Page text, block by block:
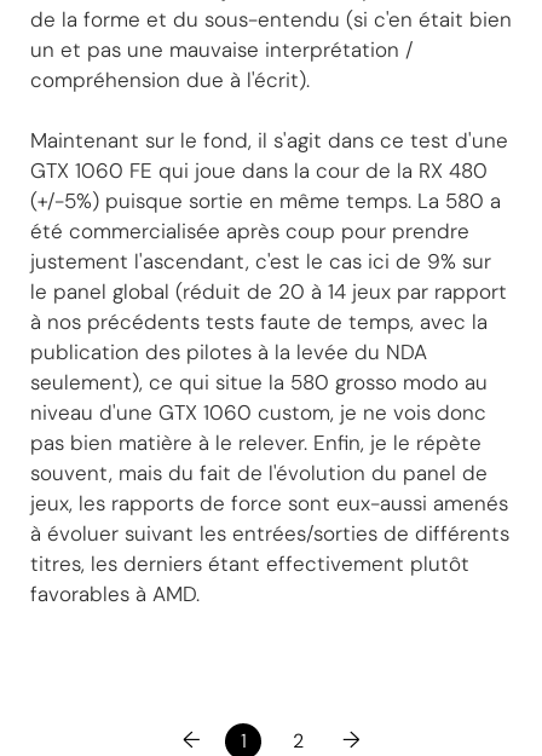
de la forme et du sous-entendu (si c'en était bien
un et pas une mauvaise interprétation /
compréhension due à l'écrit).
Maintenant sur le fond, il s'agit dans ce test d'une
GTX 1060 FE qui joue dans la cour de la RX 480
(+/-5%) puisque sortie en même temps. La 580 a
été commercialisée après coup pour prendre
justement l'ascendant, c'est le cas ici de 9% sur
le panel global (réduit de 20 à 14 jeux par rapport
à nos précédents tests faute de temps, avec la
publication des pilotes à la levée du NDA
seulement), ce qui situe la 580 grosso modo au
niveau d'une GTX 1060 custom, je ne vois donc
pas bien matière à le relever. Enfin, je le répète
souvent, mais du fait de l'évolution du panel de
jeux, les rapports de force sont eux-aussi amenés
à évoluer suivant les entrées/sorties de différents
titres, les derniers étant effectivement plutôt
favorables à AMD.
← 1 2 →